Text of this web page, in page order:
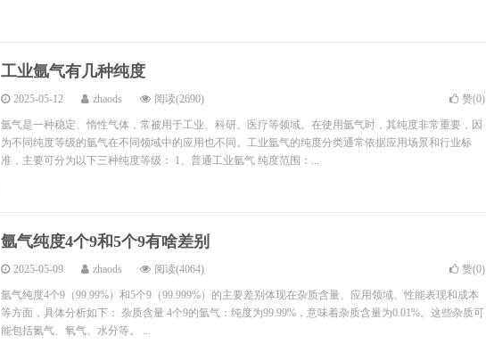
工业氩气有几种纯度
2025-05-12 zhaods 阅读(2690) 赞(0)
氩气是一种稳定、惰性气体，常被用于工业、科研、医疗等领域。在使用氩气时，其纯度非常重要，因
为不同纯度等级的氩气在不同领域中的应用也不同。工业氩气的纯度分类通常依据应用场景和行业标
准，主要可分为以下三种纯度等级： 1、普通工业氩气 纯度范围：...
氩气纯度4个9和5个9有啥差别
2025-05-09 zhaods 阅读(4064) 赞(0)
氩气纯度4个9（99.99%）和5个9（99.999%）的主要差别体现在杂质含量、应用领域、性能表现和成本
等方面，具体分析如下： 杂质含量 4个9的氩气：纯度为99.99%，意味着杂质含量为0.01%。这些杂质可
能包括氮气、氧气、水分等。 ...